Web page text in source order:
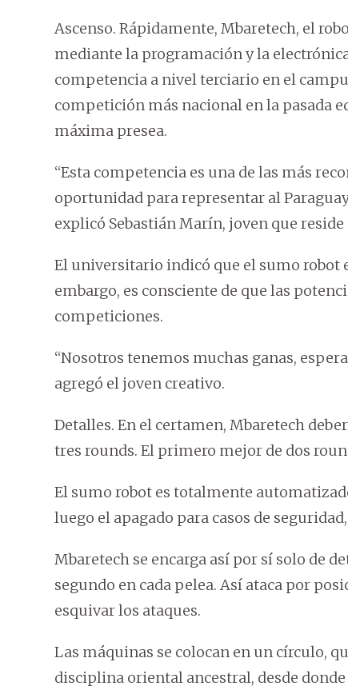
Ascenso. Rápidamente, Mbaretech, el
mediante la programación y la
competencia a nivel terciario en el
competición más nacional en la pasada
máxima presea.
“Esta competencia es una de las más
oportunidad para representar al
explicó Sebastián Marín, joven que
El universitario indicó que el sumo robot
embargo, es consciente de que las
competiciones.
“Nosotros tenemos muchas ganas,
agregó el joven creativo.
Detalles. En el certamen, Mbaretech
tres rounds. El primero mejor de dos
El sumo robot es totalmente
luego el apagado para casos de
Mbaretech se encarga así por sí solo de
segundo en cada pelea. Así ataca por
esquivar los ataques.
Las máquinas se colocan en un círculo,
disciplina oriental ancestral, desde